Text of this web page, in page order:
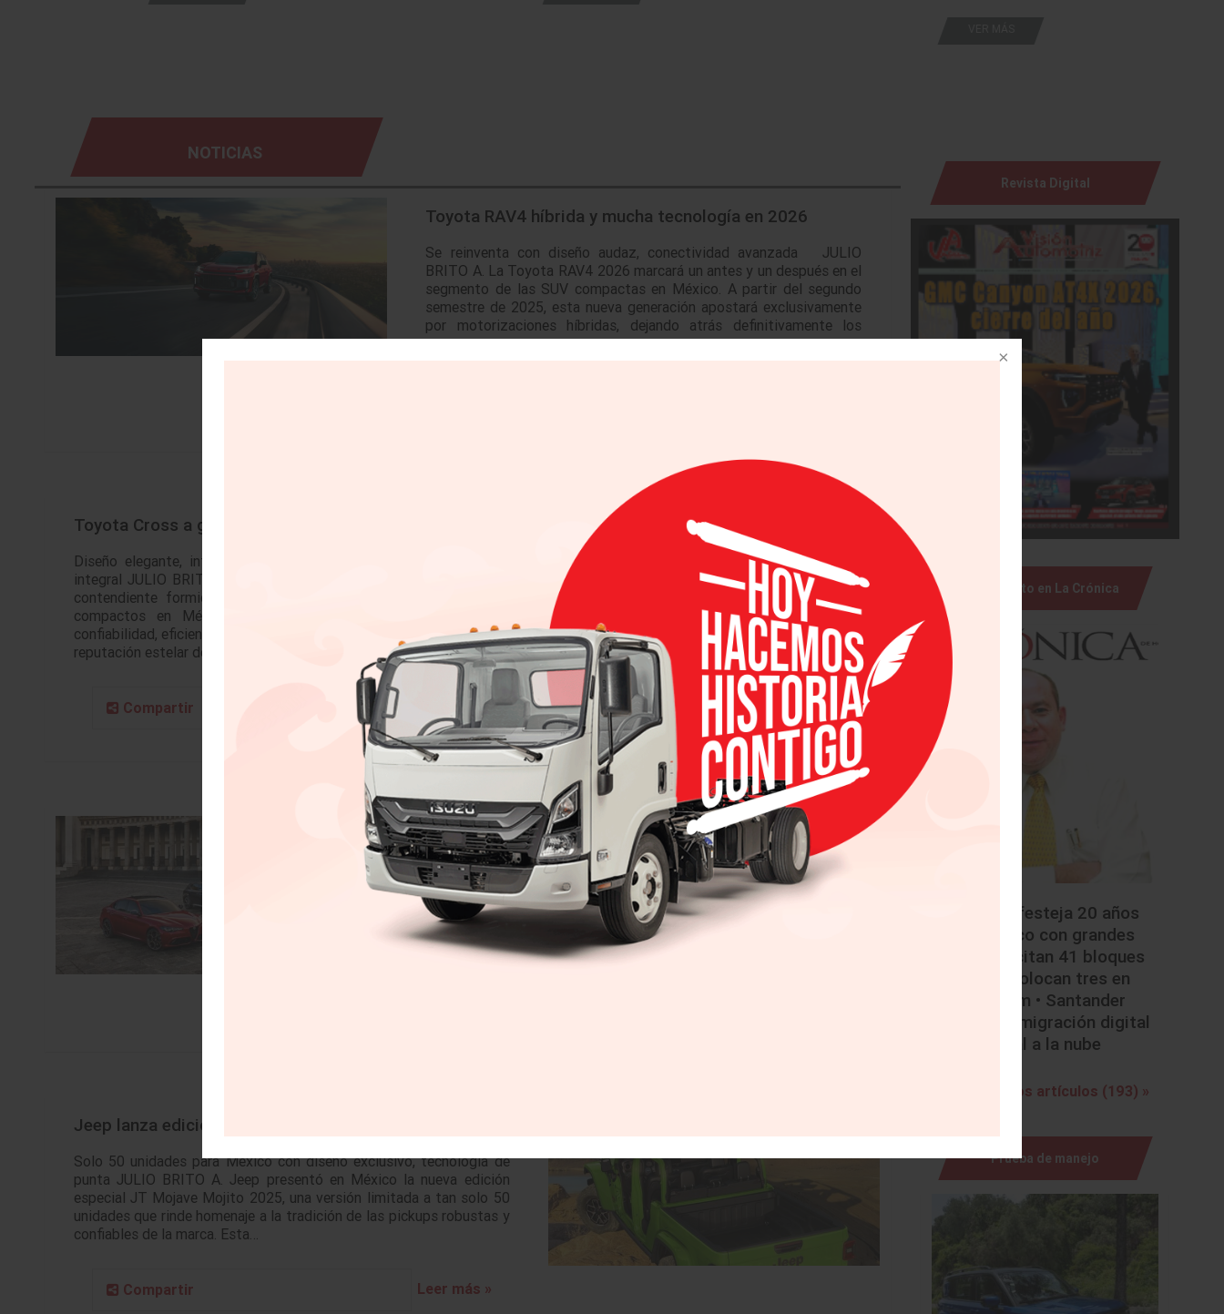
NOTICIAS
Toyota RAV4 híbrida y mucha tecnología en 2026
Se reinventa con diseño audaz, conectividad avanzada JULIO
BRITO A. La Toyota RAV4 2026 marcará un antes y un después en el
segmento de las SUV compactas en México. A partir del segundo
semestre de 2025, esta nueva generación apostará exclusivamente
por motorizaciones híbridas, dejando atrás definitivamente los
motores…
Toyota Cross a gasolina, compacta y versátil
Diseño elegante, interior espacioso, bajo rendimiento y seguridad
integral JULIO BRITO A. El Toyota Corolla Cross emerge como un
contendiente formidable en el saturado segmento de los SUVs
compactos en México, ofreciendo una fusión convincente de
confiabilidad, eficiencia y versatilidad. Este modelo no solo hereda la
reputación estelar de Toyota…
Compartir Leer más »
Triple reconocimiento internacional para Alfa Romeo
Premios “Best Cars” 2025; Los modelos Giulia, Tonale y Stelvio,
favoritos JULIO BRITO A. Alfa Romeo reafirmó su estatus como
ícono del diseño italiano y la emoción al volante al obtener tres
galardones en los premios “Best Cars” 2025, organizados por la
prestigiosa revista alemana auto motor und sport. La…
Jeep lanza edición especial JT Mojave Mojito 2025
Solo 50 unidades para México con diseño exclusivo, tecnología de
punta JULIO BRITO A. Jeep presentó en México la nueva edición
especial JT Mojave Mojito 2025, una versión limitada a tan solo 50
unidades que rinde homenaje a la tradición de las pickups robustas y
confiables de la marca. Esta…
Compartir Leer más »
Revista Digital
Julio Brito en La Crónica
• Mazda festeja 20 años
en México con grandes
retos • Licitan 41 bloques
y sólo colocan tres en
Telecom • Santander
completa migración digital
total a la nube
Ver todos los artículos (193) »
Prueba de manejo